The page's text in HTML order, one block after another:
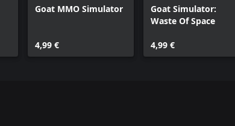
Goat MMO Simulator
4,99 €
Goat Simulator:
Waste Of Space
4,99 €